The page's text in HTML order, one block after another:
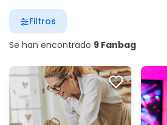
Se han encontrado 9 Fanbag
Filtros